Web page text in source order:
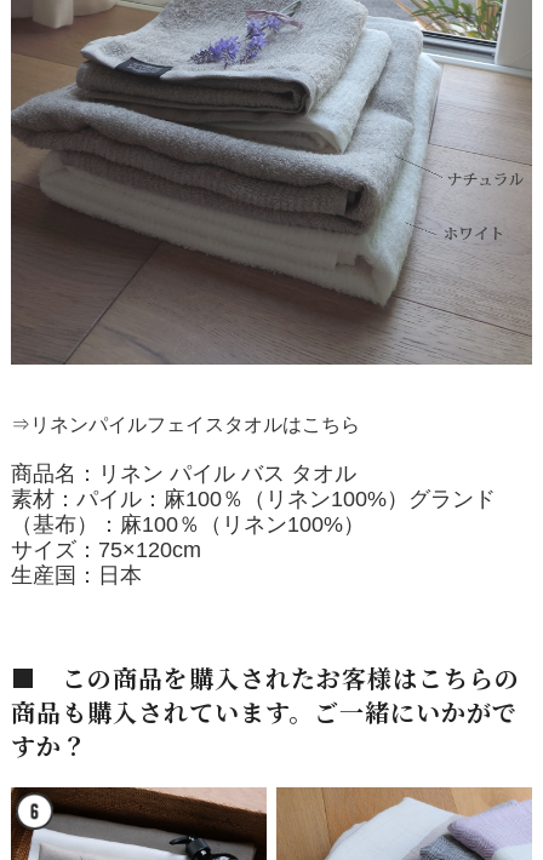
⇒リネンパイルフェイスタオルはこちら
商品名：リネン パイル バス タオル
素材：パイル：麻100％（リネン100%）グランド
（基布）：麻100％（リネン100%）
サイズ：75×120cm
生産国：日本
■ この商品を購入されたお客様はこちらの
商品も購入されています。ご一緒にいかがで
すか？